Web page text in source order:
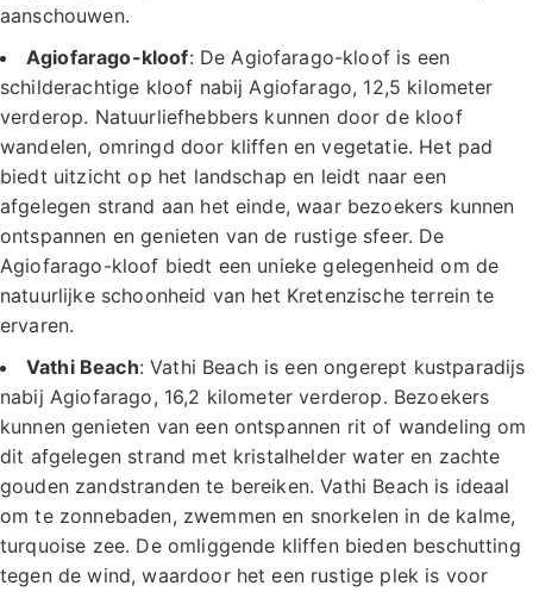
aanschouwen.
Agiofarago-kloof: De Agiofarago-kloof is een
schilderachtige kloof nabij Agiofarago, 12,5 kilometer
verderop. Natuurliefhebbers kunnen door de kloof
wandelen, omringd door kliffen en vegetatie. Het pad
biedt uitzicht op het landschap en leidt naar een
afgelegen strand aan het einde, waar bezoekers kunnen
ontspannen en genieten van de rustige sfeer. De
Agiofarago-kloof biedt een unieke gelegenheid om de
natuurlijke schoonheid van het Kretenzische terrein te
ervaren.
Vathi Beach: Vathi Beach is een ongerept kustparadijs
nabij Agiofarago, 16,2 kilometer verderop. Bezoekers
kunnen genieten van een ontspannen rit of wandeling om
dit afgelegen strand met kristalhelder water en zachte
gouden zandstranden te bereiken. Vathi Beach is ideaal
om te zonnebaden, zwemmen en snorkelen in de kalme,
turquoise zee. De omliggende kliffen bieden beschutting
tegen de wind, waardoor het een rustige plek is voor